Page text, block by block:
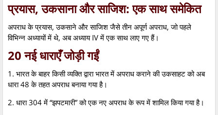
प्रयास, उकसाना और साजिश: एक साथ समेकित
अपराध के प्रयास, उकसाने और साजिश जैसे तीन अपूर्ण अपराध, जो पहले
विभिन्न अध्यायों में थे, अब अध्याय IV में एक साथ लाए गए हैं।
20 नई धाराएँ जोड़ी गईं
1. भारत के बाहर किसी व्यक्ति द्वारा भारत में अपराध कराने की उकसाहट को अब
धारा 48 के तहत अपराध बनाया गया है।
2. धारा 304 में “झपटमारी” को एक नए अपराध के रूप में शामिल किया गया है।